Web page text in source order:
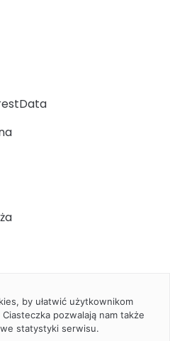
by ułatwić użytkownikom
pozwalają nam także
statystyki serwisu.